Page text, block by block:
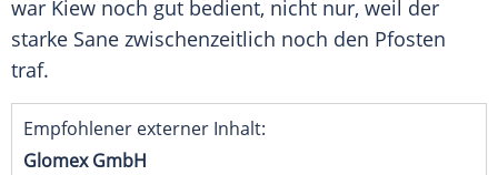
war Kiew noch gut bedient, nicht nur, weil der
starke Sane zwischenzeitlich noch den Pfosten
traf.
Empfohlener externer Inhalt:
Glomex GmbH